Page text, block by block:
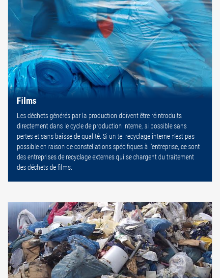
Films
Les déchets générés par la production doivent être réintroduits
directement dans le cycle de production interne, si possible sans
pertes et sans baisse de qualité. Si un tel recyclage interne n’est pas
possible en raison de constellations spécifiques à l’entreprise, ce sont
des entreprises de recyclage externes qui se chargent du traitement
des déchets de films.